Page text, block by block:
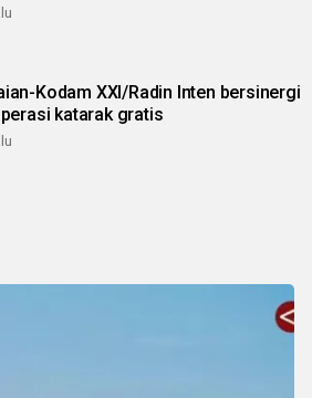
Kodam XXI/Radin Inten bersinergi
katarak gratis